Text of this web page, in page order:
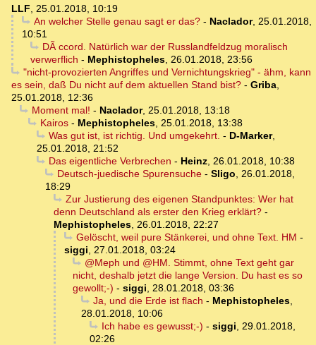
LLF, 25.01.2018, 10:19
An welcher Stelle genau sagt er das?- Naclador, 25.01.2018,
10:51
DÃ ccord. Natürlich war der Russlandfeldzug moralisch
verwerflich - Mephistopheles, 26.01.2018, 23:56
"nicht-provozierten Angriffes und Vernichtungskrieg" - ähm, kann
es sein, daß Du nicht auf dem aktuellen Stand bist? - Griba,
25.01.2018, 12:36
Moment mal! - Naclador, 25.01.2018, 13:18
Kairos- Mephistopheles, 25.01.2018, 13:38
Was gut ist, ist richtig. Und umgekehrt. - D-Marker,
25.01.2018, 21:52
Das eigentliche Verbrechen - Heinz, 26.01.2018, 10:38
Deutsch-juedische Spurensuche- Sligo, 26.01.2018,
18:29
Zur Justierung des eigenen Standpunktes: Wer hat
denn Deutschland als erster den Krieg erklärt? -
Mephistopheles, 26.01.2018, 22:27
Gelöscht, weil pure Stänkerei, und ohne Text. HM -
siggi, 27.01.2018, 03:24
@Meph und @HM. Stimmt, ohne Text geht gar
nicht, deshalb jetzt die lange Version. Du hast es so
gewollt;-) - siggi, 28.01.2018, 03:36
Ja, und die Erde ist flach - Mephistopheles,
28.01.2018, 10:06
Ich habe es gewusst;-) - siggi, 29.01.2018,
02:26